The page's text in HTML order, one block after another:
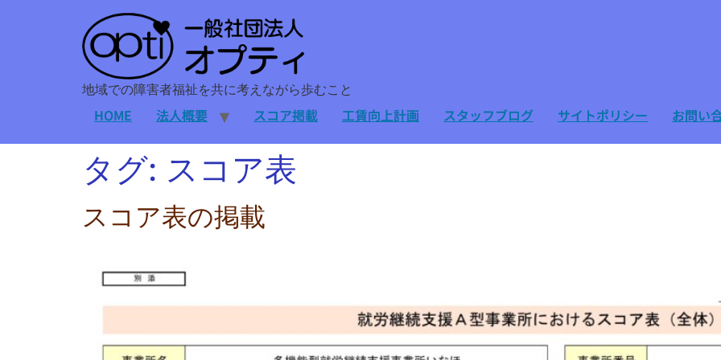
地域での障害者福祉を共に考えながら歩むこと
HOME 法人概要 スコア掲載 工賃向上計画 スタッフブログ サイトポリシー お問い
タグ: スコア表
スコア表の掲載